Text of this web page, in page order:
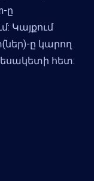
ը
Կայքում
ը կարող
հետ: